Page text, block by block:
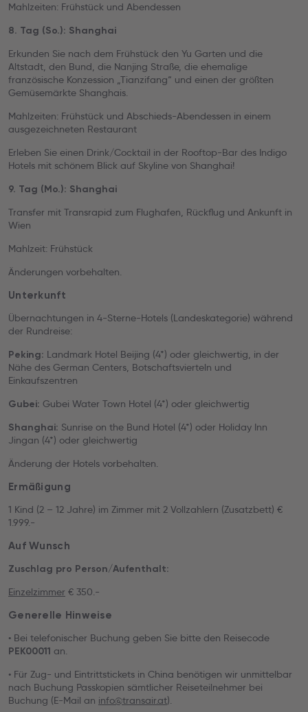
Mahlzeiten: Frühstück und Abendessen
8. Tag (So.): Shanghai
Erkunden Sie nach dem Frühstück den Yu Garten und die
Altstadt, den Bund, die Nanjing Straße, die ehemalige
französische Konzession „Tianzifang“ und einen der größten
Gemüsemärkte Shanghais.
Mahlzeiten: Frühstück und Abschieds-Abendessen in einem
ausgezeichneten Restaurant
Erleben Sie einen Drink/Cocktail in der Rooftop-Bar des Indigo
Hotels mit schönem Blick auf Skyline von Shanghai!
9. Tag (Mo.): Shanghai
Transfer mit Transrapid zum Flughafen, Rückflug und Ankunft in
Wien
Mahlzeit: Frühstück
Änderungen vorbehalten.
Unterkunft
Übernachtungen in 4-Sterne-Hotels (Landeskategorie) während
der Rundreise:
Peking: Landmark Hotel Beijing (4*) oder gleichwertig, in der
Nähe des German Centers, Botschaftsvierteln und
Einkaufszentren
Gubei: Gubei Water Town Hotel (4*) oder gleichwertig
Shanghai: Sunrise on the Bund Hotel (4*) oder Holiday Inn
Jingan (4*) oder gleichwertig
Änderung der Hotels vorbehalten.
Ermäßigung
1 Kind (2 – 12 Jahre) im Zimmer mit 2 Vollzahlern (Zusatzbett) €
1.999.-
Auf Wunsch
Zuschlag pro Person/Aufenthalt:
Einzelzimmer € 350.-
Generelle Hinweise
• Bei telefonischer Buchung geben Sie bitte den Reisecode
PEK00011 an.
• Für Zug- und Eintrittstickets in China benötigen wir unmittelbar
nach Buchung Passkopien sämtlicher Reiseteilnehmer bei
Buchung (E-Mail an info@transair.at).